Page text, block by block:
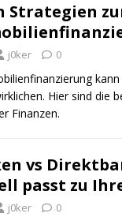
Strategien
j0ker 0
Hier sind die
Finanzen.
vs
passt zu
j0ker 0